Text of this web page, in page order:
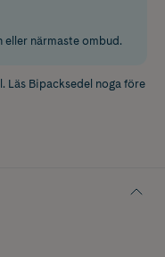
närmaste ombud.
Läs Bipacksedel noga före